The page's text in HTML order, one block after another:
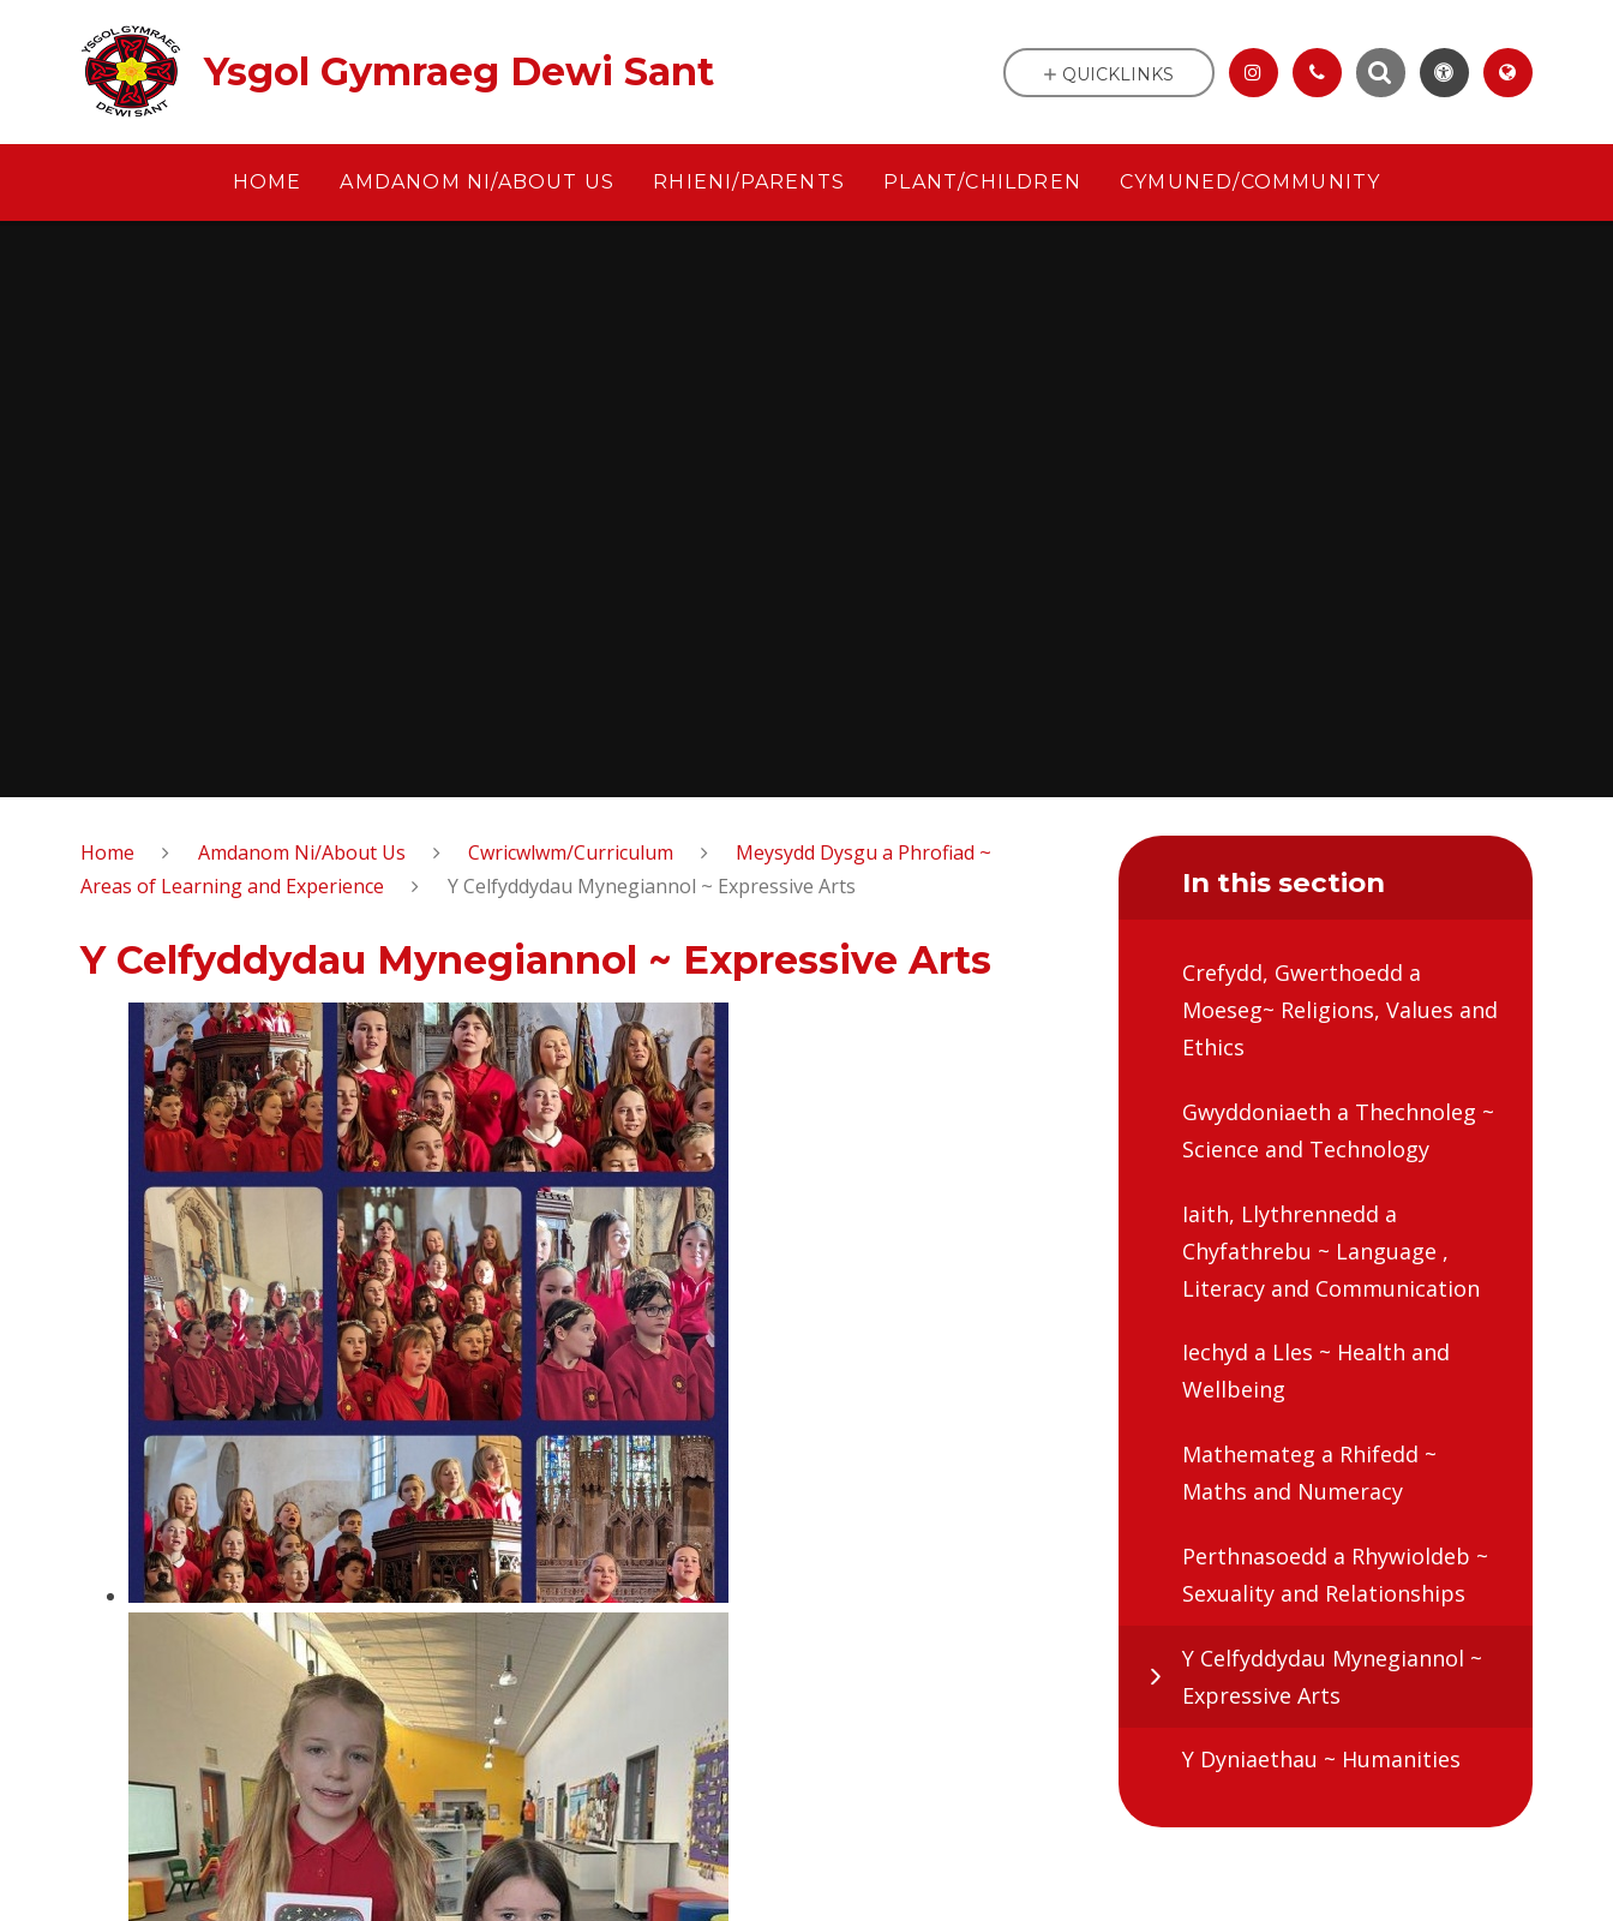
Ysgol Gymraeg Dewi Sant
HOME AMDANOM NI/ABOUT US RHIENI/PARENTS PLANT/CHILDREN CYMUNED/COMMUNITY
QUICKLINKS
Home Amdanom Ni/About Us Cwricwlwm/Curriculum
Meysydd Dysgu a Phrofiad ~
Areas of Learning and Experience
Y Celfyddydau Mynegiannol ~ Expressive Arts
Y Celfyddydau Mynegiannol ~ Expressive Arts
In this section
Crefydd, Gwerthoedd a
Moeseg~ Religions, Values and
Ethics
Gwyddoniaeth a Thechnoleg ~
Science and Technology
Iaith, Llythrennedd a
Chyfathrebu ~ Language ,
Literacy and Communication
Iechyd a Lles ~ Health and
Wellbeing
Mathemateg a Rhifedd ~
Maths and Numeracy
Perthnasoedd a Rhywioldeb ~
Sexuality and Relationships
Y Celfyddydau Mynegiannol ~
Expressive Arts
Y Dyniaethau ~ Humanities